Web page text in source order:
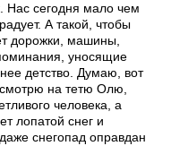
Нас сегодня мало чем
А такой, чтобы
дорожки, машины,
уносящие
детство. Думаю, вот
на тетю Олю,
человека, а
лопатой снег и
снегопад оправдан